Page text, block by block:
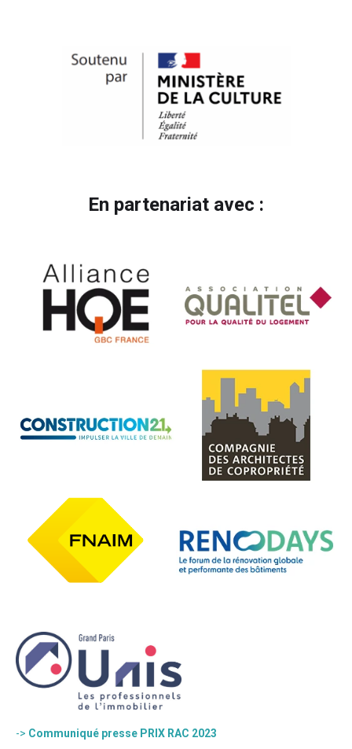
En partenariat avec :
-> Communiqué presse PRIX RAC 2023